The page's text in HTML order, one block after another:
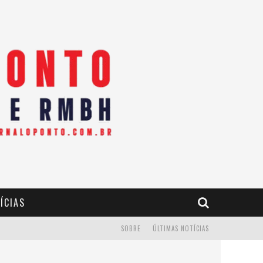
ÚLTIMAS NOTÍCIAS
SOBRE